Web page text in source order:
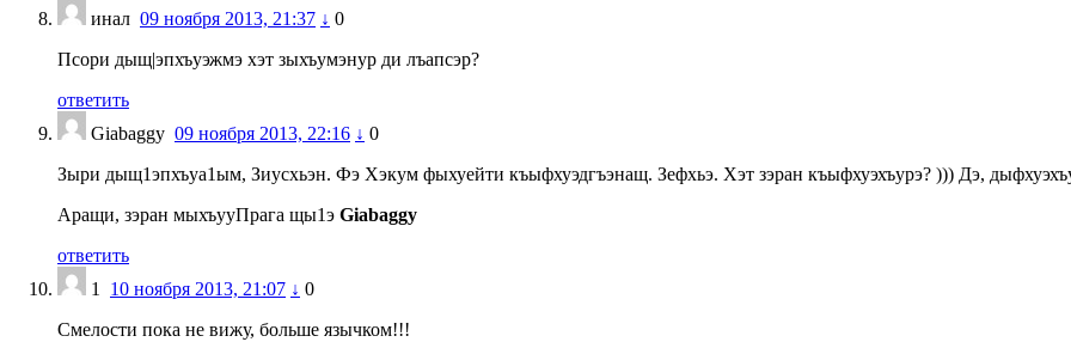
инал 09 ноября 2013, 21:37 ↓ 0
Псори дыщ|эпхъуэжмэ хэт зыхъумэнур ди лъапсэр?
ответить
Giabaggy 09 ноября 2013, 22:16 ↓ 0
Зыри дыщ1эпхъуа1ым, Зиусхьэн. Фэ Хэкум фыхуейти къыфхуэдгъэнащ. Зефхьэ. Хэт зэран къыфхуэхъурэ? ))) Дэ,
Аращи, зэран мыхъууПрага щы1э Giabaggy
ответить
1
10 ноября 2013, 21:07 ↓ 0
Смелости пока не вижу, больше язычком!!!